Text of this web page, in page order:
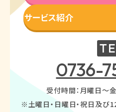
サービス紹介
0736-
受付時間：月曜日～
※土曜日・日曜日・祝日及